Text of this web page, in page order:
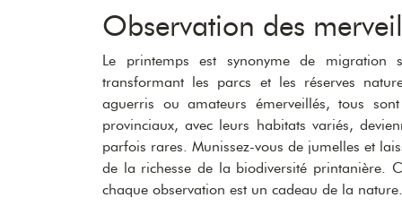
Observation des
Le printemps est synonyme de migration
transformant les parcs et les réserves
aguerris ou amateurs émerveillés, tous
provinciaux, avec leurs habitats variés,
parfois rares. Munissez-vous de jumelles et
de la richesse de la biodiversité printanière.
chaque observation est un cadeau de la nature.